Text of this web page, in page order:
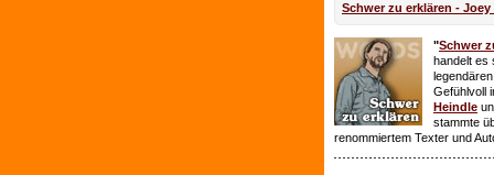
Schwer zu erklären - Joey
"Schwer
handelt es
Gefühlvoll
Heindle
stammte
renommiertem Texter und